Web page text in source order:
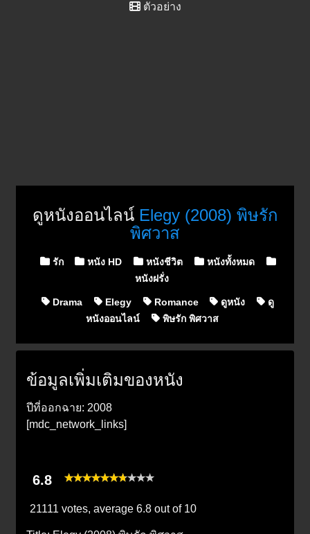
ตัวอย่าง
ดูหนังออนไลน์ Elegy (2008) พิษรัก
พิศวาส
Posted in
รัก หนัง HD หนังชีวิต
หนังทั้งหมด
หนังฝรั่ง
Drama Elegy Romance ดูหนัง
ดู
หนังออนไลน์
พิษรัก พิศวาส
ข้อมูลเพิ่มเติมของหนัง
ปีที่ออกฉาย: 2008
[mdc_network_links]
6.8
21111 votes, average 6.8 out of 10